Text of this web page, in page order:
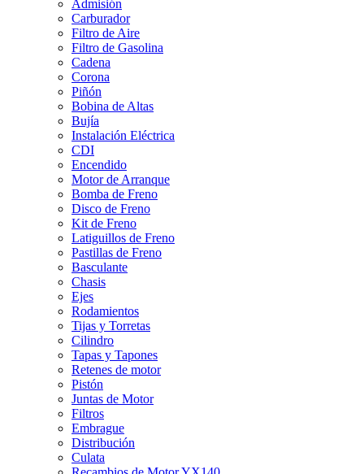
Admisión
Carburador
Filtro de Aire
Filtro de Gasolina
Cadena
Corona
Piñón
Bobina de Altas
Bujía
Instalación Eléctrica
CDI
Encendido
Motor de Arranque
Bomba de Freno
Disco de Freno
Kit de Freno
Latiguillos de Freno
Pastillas de Freno
Basculante
Chasis
Ejes
Rodamientos
Tijas y Torretas
Cilindro
Tapas y Tapones
Retenes de motor
Pistón
Juntas de Motor
Filtros
Embrague
Distribución
Culata